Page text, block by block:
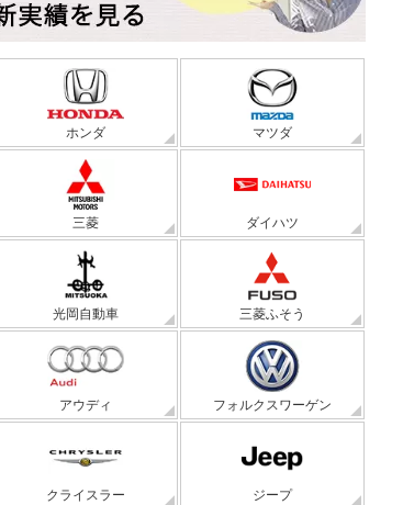
ホンダ マツダ
三菱 ダイハツ
光岡自動車 三菱ふそう
アウディ フォルクスワーゲン
クライスラー ジープ